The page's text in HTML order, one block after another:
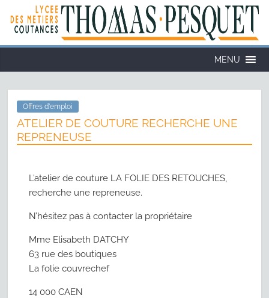
MENU
Offres d'emploi
ATELIER DE COUTURE RECHERCHE UNE
REPRENEUSE
L’atelier de couture LA FOLIE DES RETOUCHES,
recherche une repreneuse.
N’hésitez pas à contacter la propriétaire
Mme Elisabeth DATCHY
63 rue des boutiques
La folie couvrechef
14 000 CAEN
Cookies management panel